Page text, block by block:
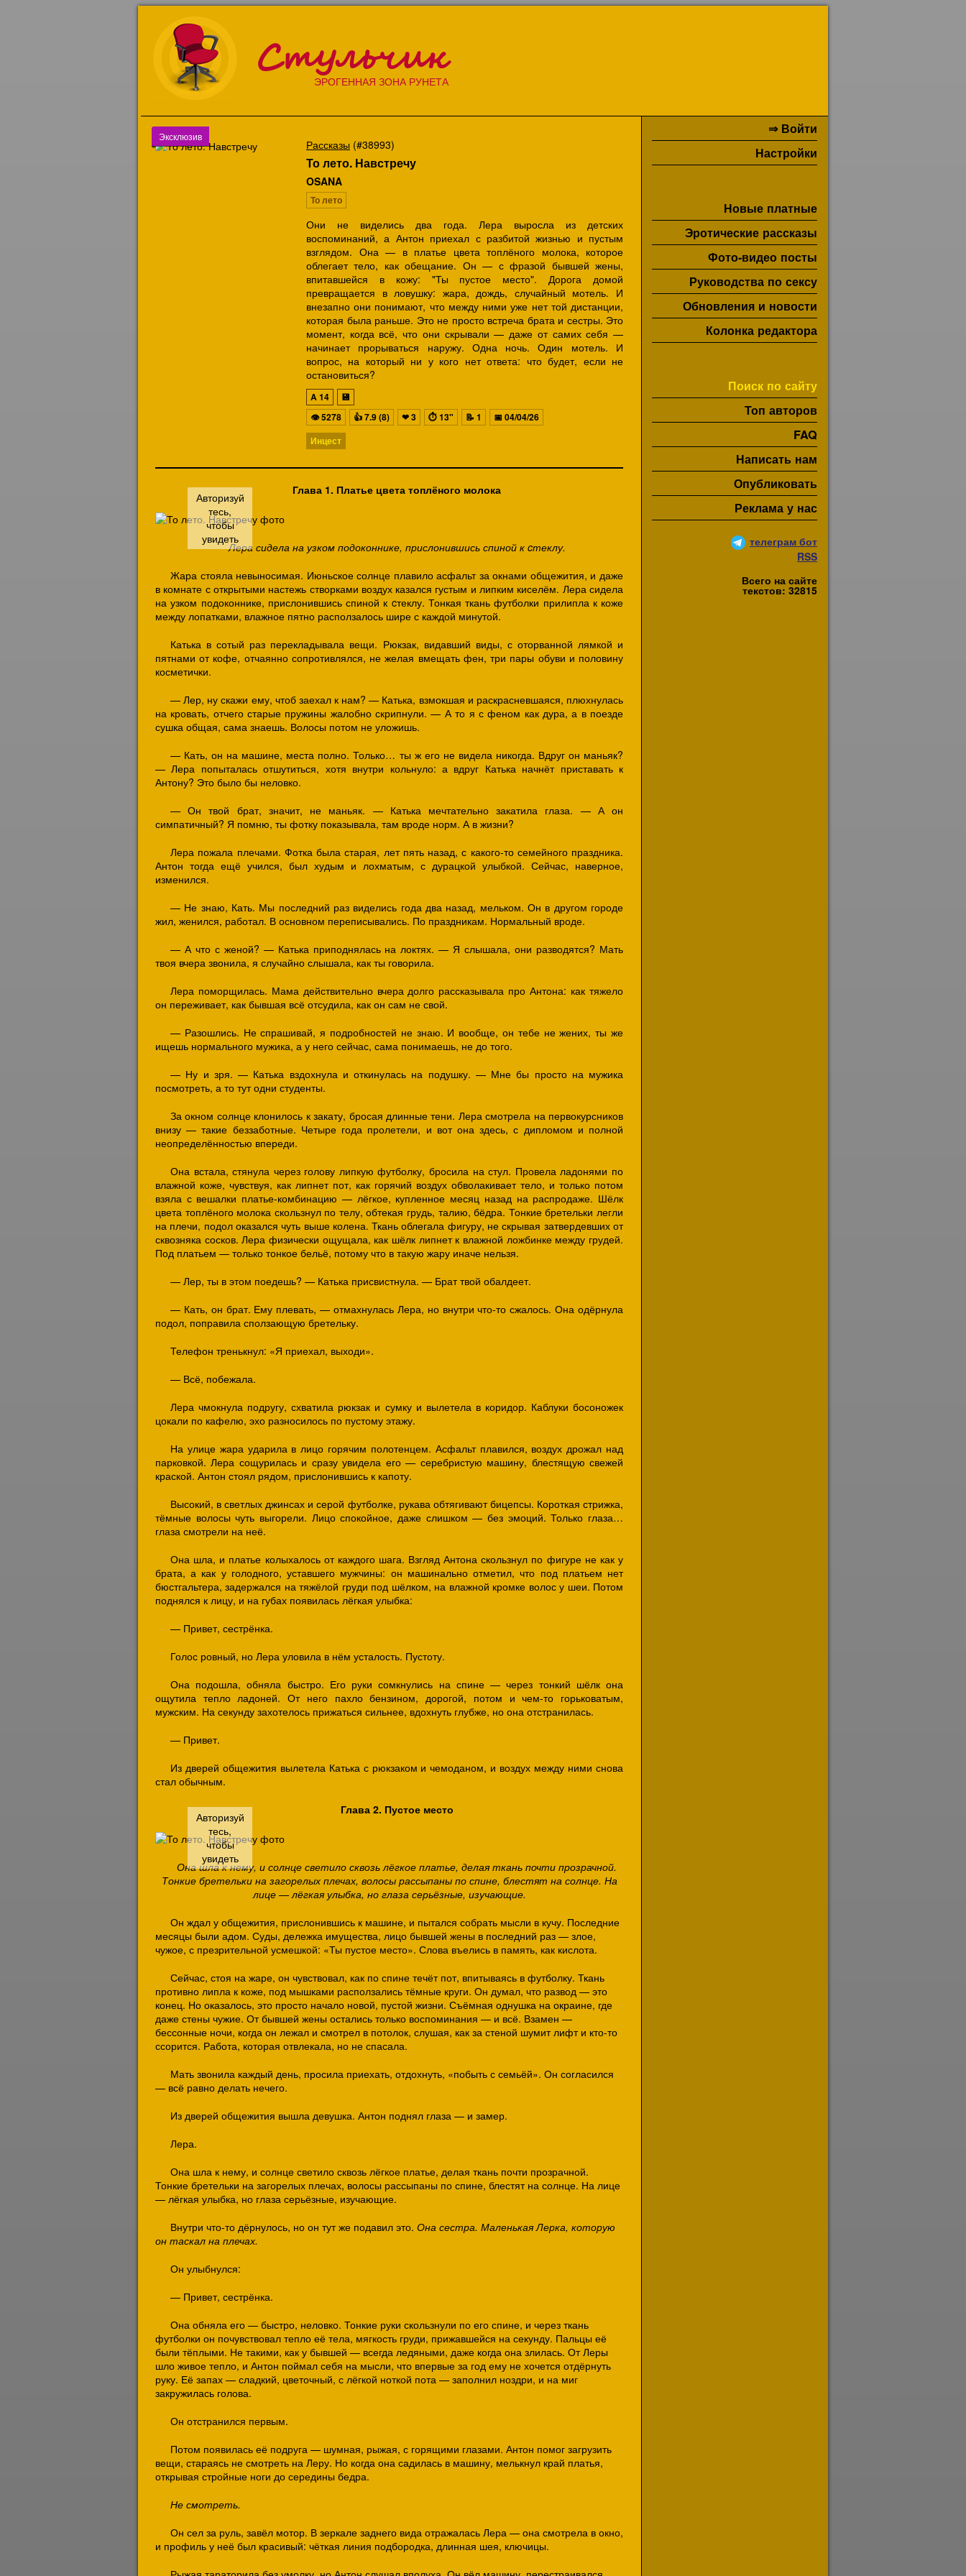
Стульчик
ЭРОГЕННАЯ ЗОНА РУНЕТА
⇒ Войти
Настройки
Новые платные
Эротические рассказы
Фото-видео посты
Руководства по сексу
Обновления и новости
Колонка редактора
Поиск по сайту
Топ авторов
FAQ
Написать нам
Опубликовать
Реклама у нас
телеграм бот
RSS
Всего на сайте
текстов: 32815
Эксклюзив
Рассказы (#38993)
То лето. Навстречу
OSANA
То лето
Они не виделись два года. Лера выросла из детских
воспоминаний, а Антон приехал с разбитой жизнью и пустым
взглядом. Она — в платье цвета топлёного молока, которое
облегает тело, как обещание. Он — с фразой бывшей жены,
впитавшейся в кожу: "Ты пустое место". Дорога домой
превращается в ловушку: жара, дождь, случайный мотель. И
внезапно они понимают, что между ними уже нет той дистанции,
которая была раньше. Это не просто встреча брата и сестры. Это
момент, когда всё, что они скрывали — даже от самих себя —
начинает прорываться наружу. Одна ночь. Один мотель. И
вопрос, на который ни у кого нет ответа: что будет, если не
остановиться?
A14
💾
👁5278 👍7.9 (8) ❤3 ⏱13" 📝 1 📅 04/04/26
Инцест
Глава 1. Платье цвета топлёного молока
Лера сидела на узком подоконнике, прислонившись спиной к cтеклу.
Жара стояла невыносимая. Июньское солнце плавило асфальт за окнами общежития, и даже
в комнате с открытыми настежь створками воздух казался густым и липким киселём. Лера сидела
на узком подоконнике, прислонившись спиной к cтеклу. Тонкая ткань футболки прилипла к коже
между лопатками, влажное пятно расползалось шире с каждой минутой.
Катька в сотый раз перекладывала вещи. Рюкзак, видавший виды, с оторванной лямкой и
пятнами от кофе, отчаянно сопротивлялся, не желая вмещать фен, три пары обуви и половину
косметички.
— Лер, ну скажи ему, чтоб заехал к нам? — Катька, взмокшая и раскрасневшаяся, плюхнулась
на кровать, отчего старые пружины жалобно скрипнули. — А то я с феном как дура, а в поезде
сушка общая, сама знаешь. Волосы потом не уложишь.
— Кать, он на машине, места полно. Только… ты ж его не видела никогда. Вдруг он маньяк?
— Лера попыталась отшутиться, хотя внутри кольнуло: а вдруг Катька начнёт приставать к
Антону? Это было бы неловко.
— Он твой брат, значит, не маньяк. — Катька мечтательно закатила глаза. — А он
симпатичный? Я помню, ты фотку показывала, там вроде норм. А в жизни?
Лера пожала плечами. Фотка была старая, лет пять назад, с какого-то семейного праздника.
Антон тогда ещё учился, был худым и лохматым, с дурацкой улыбкой. Сейчас, наверное,
изменился.
— Не знаю, Кать. Мы последний раз виделись года два назад, мельком. Он в другом городе
жил, женился, работал. В основном переписывались. По праздникам. Нормальный вроде.
— А что с женой? — Катька приподнялась на локтях. — Я слышала, они разводятся? Мать
твоя вчера звонила, я случайно слышала, как ты говорила.
Лера поморщилась. Мама действительно вчера долго рассказывала про Антона: как тяжело
он переживает, как бывшая всё отсудила, как он сам не свой.
— Разошлись. Не спрашивай, я подробностей не знаю. И вообще, он тебе не жених, ты же
ищешь нормального мужика, а у него сейчас, сама понимаешь, не до того.
— Ну и зря. — Катька вздохнула и откинулась на подушку. — Мне бы просто на мужика
посмотреть, а то тут одни студенты.
За окном солнце клонилось к закату, бросая длинные тени. Лера смотрела на первокурсников
внизу — такие беззаботные. Четыре года пролетели, и вот она здесь, с дипломом и полной
неопределённостью впереди.
Она встала, стянула через голову липкую футболку, бросила на стул. Провела ладонями по
влажной коже, чувствуя, как липнет пот, как горячий воздух обволакивает тело, и только потом
взяла с вешалки платье-комбинацию — лёгкое, купленное месяц назад на распродаже. Шёлк
цвета топлёного молока скользнул по телу, обтекая грудь, талию, бёдра. Тонкие бретельки легли
на плечи, подол оказался чуть выше колена. Ткань облегала фигуру, не скрывая затвердевших от
сквозняка сосков. Лера физически ощущала, как шёлк липнет к влажной ложбинке между грудей.
Под платьем — только тонкое бельё, потому что в такую жару иначе нельзя.
— Лер, ты в этом поедешь? — Катька присвистнула. — Брат твой обалдеет.
— Кать, он брат. Ему плевать, — отмахнулась Лера, но внутри что-то сжалось. Она одёрнула
подол, поправила сползающую бретельку.
Телефон тренькнул: «Я приехал, выходи».
— Всё, побежала.
Лера чмокнула подругу, схватила рюкзак и сумку и вылетела в коридор. Каблуки босоножек
цокали по кафелю, эхо разносилось по пустому этажу.
На улице жара ударила в лицо горячим полотенцем. Асфальт плавился, воздух дрожал над
парковкой. Лера сощурилась и сразу увидела его — серебристую машину, блестящую свежей
краской. Антон стоял рядом, прислонившись к капоту.
Высокий, в светлых джинсах и серой футболке, рукава обтягивают бицепсы. Короткая стрижка,
тёмные волосы чуть выгорели. Лицо спокойное, даже слишком — без эмоций. Только глаза…
глаза смотрели на неё.
Она шла, и платье колыхалось от каждого шага. Взгляд Антона скользнул по фигуре не как у
брата, а как у голодного, уставшего мужчины: он машинально отметил, что под платьем нет
бюстгальтера, задержался на тяжёлой груди под шёлком, на влажной кромке волос у шеи. Потом
поднялся к лицу, и на губах появилась лёгкая улыбка:
— Привет, сестрёнка.
Голос ровный, но Лера уловила в нём усталость. Пустоту.
Она подошла, обняла быстро. Его руки сомкнулись на спине — через тонкий шёлк она
ощутила тепло ладоней. От него пахло бензином, дорогой, потом и чем-то горьковатым,
мужским. На секунду захотелось прижаться сильнее, вдохнуть глубже, но она отстранилась.
— Привет.
Из дверей общежития вылетела Катька с рюкзаком и чемоданом, и воздух между ними снова
стал обычным.
Глава 2. Пустое место
Она шла к нему, и солнце светило сквозь лёгкое платье, делая ткань почти прозрачной.
Тонкие бретельки на загорелых плечах, волосы рассыпаны по спине, блестят на солнце. На
лице — лёгкая улыбка, но глаза серьёзные, изучающие.
Он ждал у общежития, прислонившись к машине, и пытался собрать мысли в кучу. Последние
месяцы были адом. Суды, дележка имущества, лицо бывшей жены в последний раз — злое,
чужое, с презрительной усмешкой: «Ты пустое место». Слова въелись в память, как кислота.
Сейчас, стоя на жаре, он чувствовал, как по спине течёт пот, впитываясь в футболку. Ткань
противно липла к коже, под мышками расползались тёмные круги. Он думал, что развод — это
конец. Но оказалось, это просто начало новой, пустой жизни. Съёмная однушка на окраине, где
даже стены чужие. От бывшей жены остались только воспоминания — и всё. Взамен —
бессонные ночи, когда он лежал и смотрел в потолок, слушая, как за стеной шумит лифт и кто-то
ссорится. Работа, которая отвлекала, но не спасала.
Мать звонила каждый день, просила приехать, отдохнуть, «побыть с семьёй». Он согласился
— всё равно делать нечего.
Из дверей общежития вышла девушка. Антон поднял глаза — и замер.
Лера.
Она шла к нему, и солнце светило сквозь лёгкое платье, делая ткань почти прозрачной.
Тонкие бретельки на загорелых плечах, волосы рассыпаны по спине, блестят на солнце. На лице
— лёгкая улыбка, но глаза серьёзные, изучающие.
Внутри что-то дёрнулось, но он тут же подавил это. Она сестра. Маленькая Лерка, которую
он таскал на плечах.
Он улыбнулся:
— Привет, сестрёнка.
Она обняла его — быстро, неловко. Тонкие руки скользнули по его спине, и через ткань
футболки он почувствовал тепло её тела, мягкость груди, прижавшейся на секунду. Пальцы её
были тёплыми. Не такими, как у бывшей — всегда ледяными, даже когда она злилась. От Леры
шло живое тепло, и Антон поймал себя на мысли, что впервые за год ему не хочется отдёрнуть
руку. Её запах — сладкий, цветочный, с лёгкой ноткой пота — заполнил ноздри, и на миг
закружилась голова.
Он отстранился первым.
Потом появилась её подруга — шумная, рыжая, с горящими глазами. Антон помог загрузить
вещи, стараясь не смотреть на Леру. Но когда она садилась в машину, мелькнул край платья,
открывая стройные ноги до середины бедра.
Не смотреть.
Он сел за руль, завёл мотор. В зеркале заднего вида отражалась Лера — она смотрела в окно,
и профиль у неё был красивый: чёткая линия подбородка, длинная шея, ключицы.